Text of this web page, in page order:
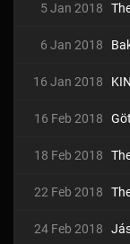
5 Jan 2018
6 Jan 2018
16 Jan 2018
16 Feb 2018
18 Feb 2018
22 Feb 2018
24 Feb 2018